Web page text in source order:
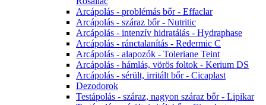
Arcápolás - problémás bőr - Effaclar
Arcápolás - száraz bőr - Nutritic
Arcápolás - intenzív hidratálás - Hydraphase
Arcápolás - ránctalanítás - Redermic C
Arcápolás - alapozók - Toleriane Teint
Arcápolás - hámlás, vörös foltok - Kerium DS
Arcápolás - sérült, irritált bőr - Cicaplast
Dezodorok
Testápolás - száraz, nagyon száraz bőr - Lipikar